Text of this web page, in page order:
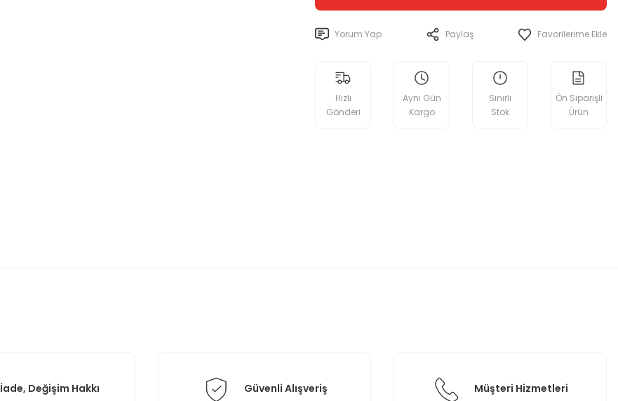
Yorum Yap Paylaş
Hızlı
Gönderi
Aynı Gün
Kargo
Sınırlı
Stok
Ön Siparişli
Ürün
İade, Değişim Hakkı Güvenli Alışveriş Müşteri Hizmetleri